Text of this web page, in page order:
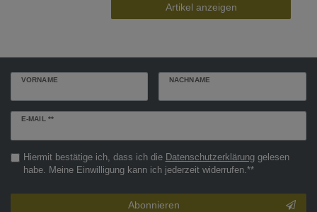
Artikel anzeigen
VORNAME NACHNAME
E-MAIL **
Newsletter
Hiermit bestätige ich, dass ich die Daten­schutz­erklärunggelesen
habe. Meine Einwilligung kann ich jederzeit widerrufen.**
Abonnieren